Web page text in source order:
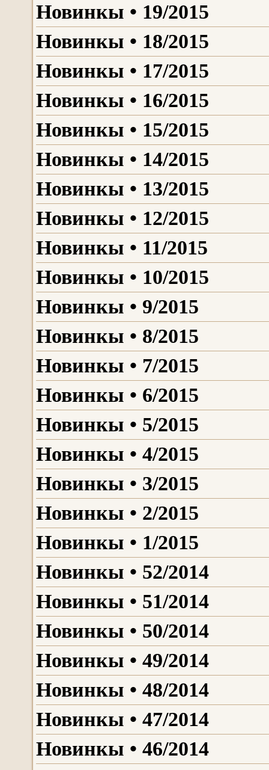
Новинкы • 19/2015
Новинкы • 18/2015
Новинкы • 17/2015
Новинкы • 16/2015
Новинкы • 15/2015
Новинкы • 14/2015
Новинкы • 13/2015
Новинкы • 12/2015
Новинкы • 11/2015
Новинкы • 10/2015
Новинкы • 9/2015
Новинкы • 8/2015
Новинкы • 7/2015
Новинкы • 6/2015
Новинкы • 5/2015
Новинкы • 4/2015
Новинкы • 3/2015
Новинкы • 2/2015
Новинкы • 1/2015
Новинкы • 52/2014
Новинкы • 51/2014
Новинкы • 50/2014
Новинкы • 49/2014
Новинкы • 48/2014
Новинкы • 47/2014
Новинкы • 46/2014